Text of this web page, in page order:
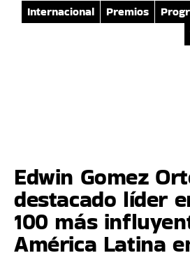
Internacional Premios
Edwin Gomez
destacado líder
100 más
América Latina